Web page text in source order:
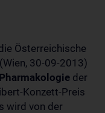
Österreichische
30-09-2013)
Pharmakologie der
Konzett-Preis
wird von der